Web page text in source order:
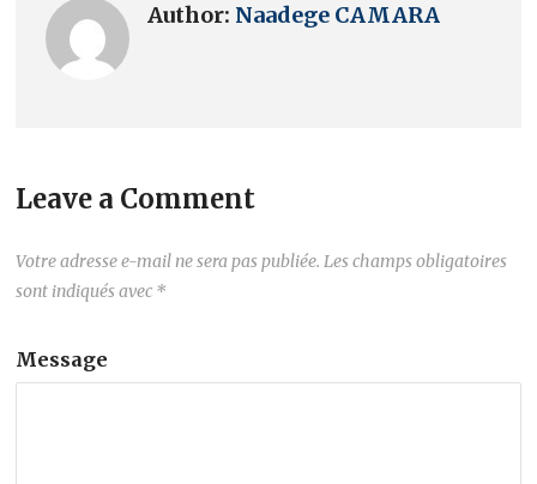
Author: Naadege CAMARA
Leave a Comment
Votre adresse e-mail ne sera pas publiée. Les champs obligatoires
sont indiqués avec *
Message